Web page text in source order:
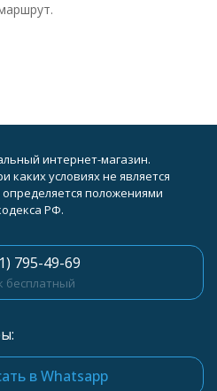
интернет-магазин.
условиях не является
положениями
РФ.
795-49-69
бесплатный
в Whatsapp